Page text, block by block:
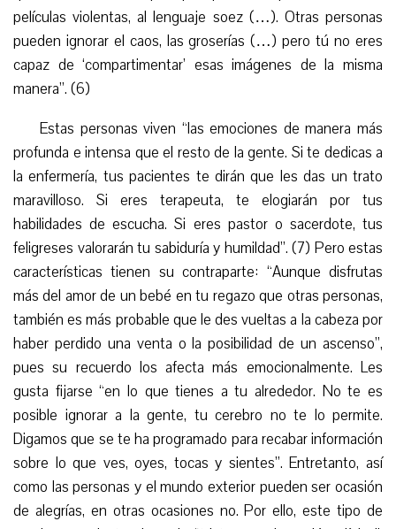
películas violentas, al lenguaje soez (…). Otras personas
pueden ignorar el caos, las groserías (…) pero tú no eres
capaz de ‘compartimentar’ esas imágenes de la misma
manera”. (6)
Estas personas viven “las emociones de manera más
profunda e intensa que el resto de la gente. Si te dedicas a
la enfermería, tus pacientes te dirán que les das un trato
maravilloso. Si eres terapeuta, te elogiarán por tus
habilidades de escucha. Si eres pastor o sacerdote, tus
feligreses valorarán tu sabiduría y humildad”. (7) Pero estas
características tienen su contraparte: “Aunque disfrutas
más del amor de un bebé en tu regazo que otras personas,
también es más probable que le des vueltas a la cabeza por
haber perdido una venta o la posibilidad de un ascenso”,
pues su recuerdo los afecta más emocionalmente. Les
gusta fijarse “en lo que tienes a tu alrededor. No te es
posible ignorar a la gente, tu cerebro no te lo permite.
Digamos que se te ha programado para recabar información
sobre lo que ves, oyes, tocas y sientes”. Entretanto, así
como las personas y el mundo exterior pueden ser ocasión
de alegrías, en otras ocasiones no. Por ello, este tipo de